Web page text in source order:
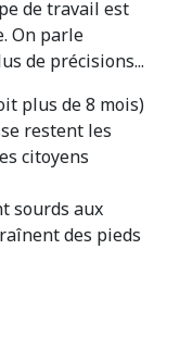
de travail est
On parle
de précisions...
plus de 8 mois)
restent les
citoyens
sourds aux
des pieds